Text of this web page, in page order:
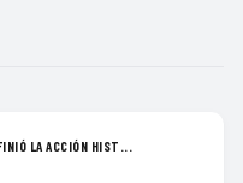
LA ACCIÓN HIST...